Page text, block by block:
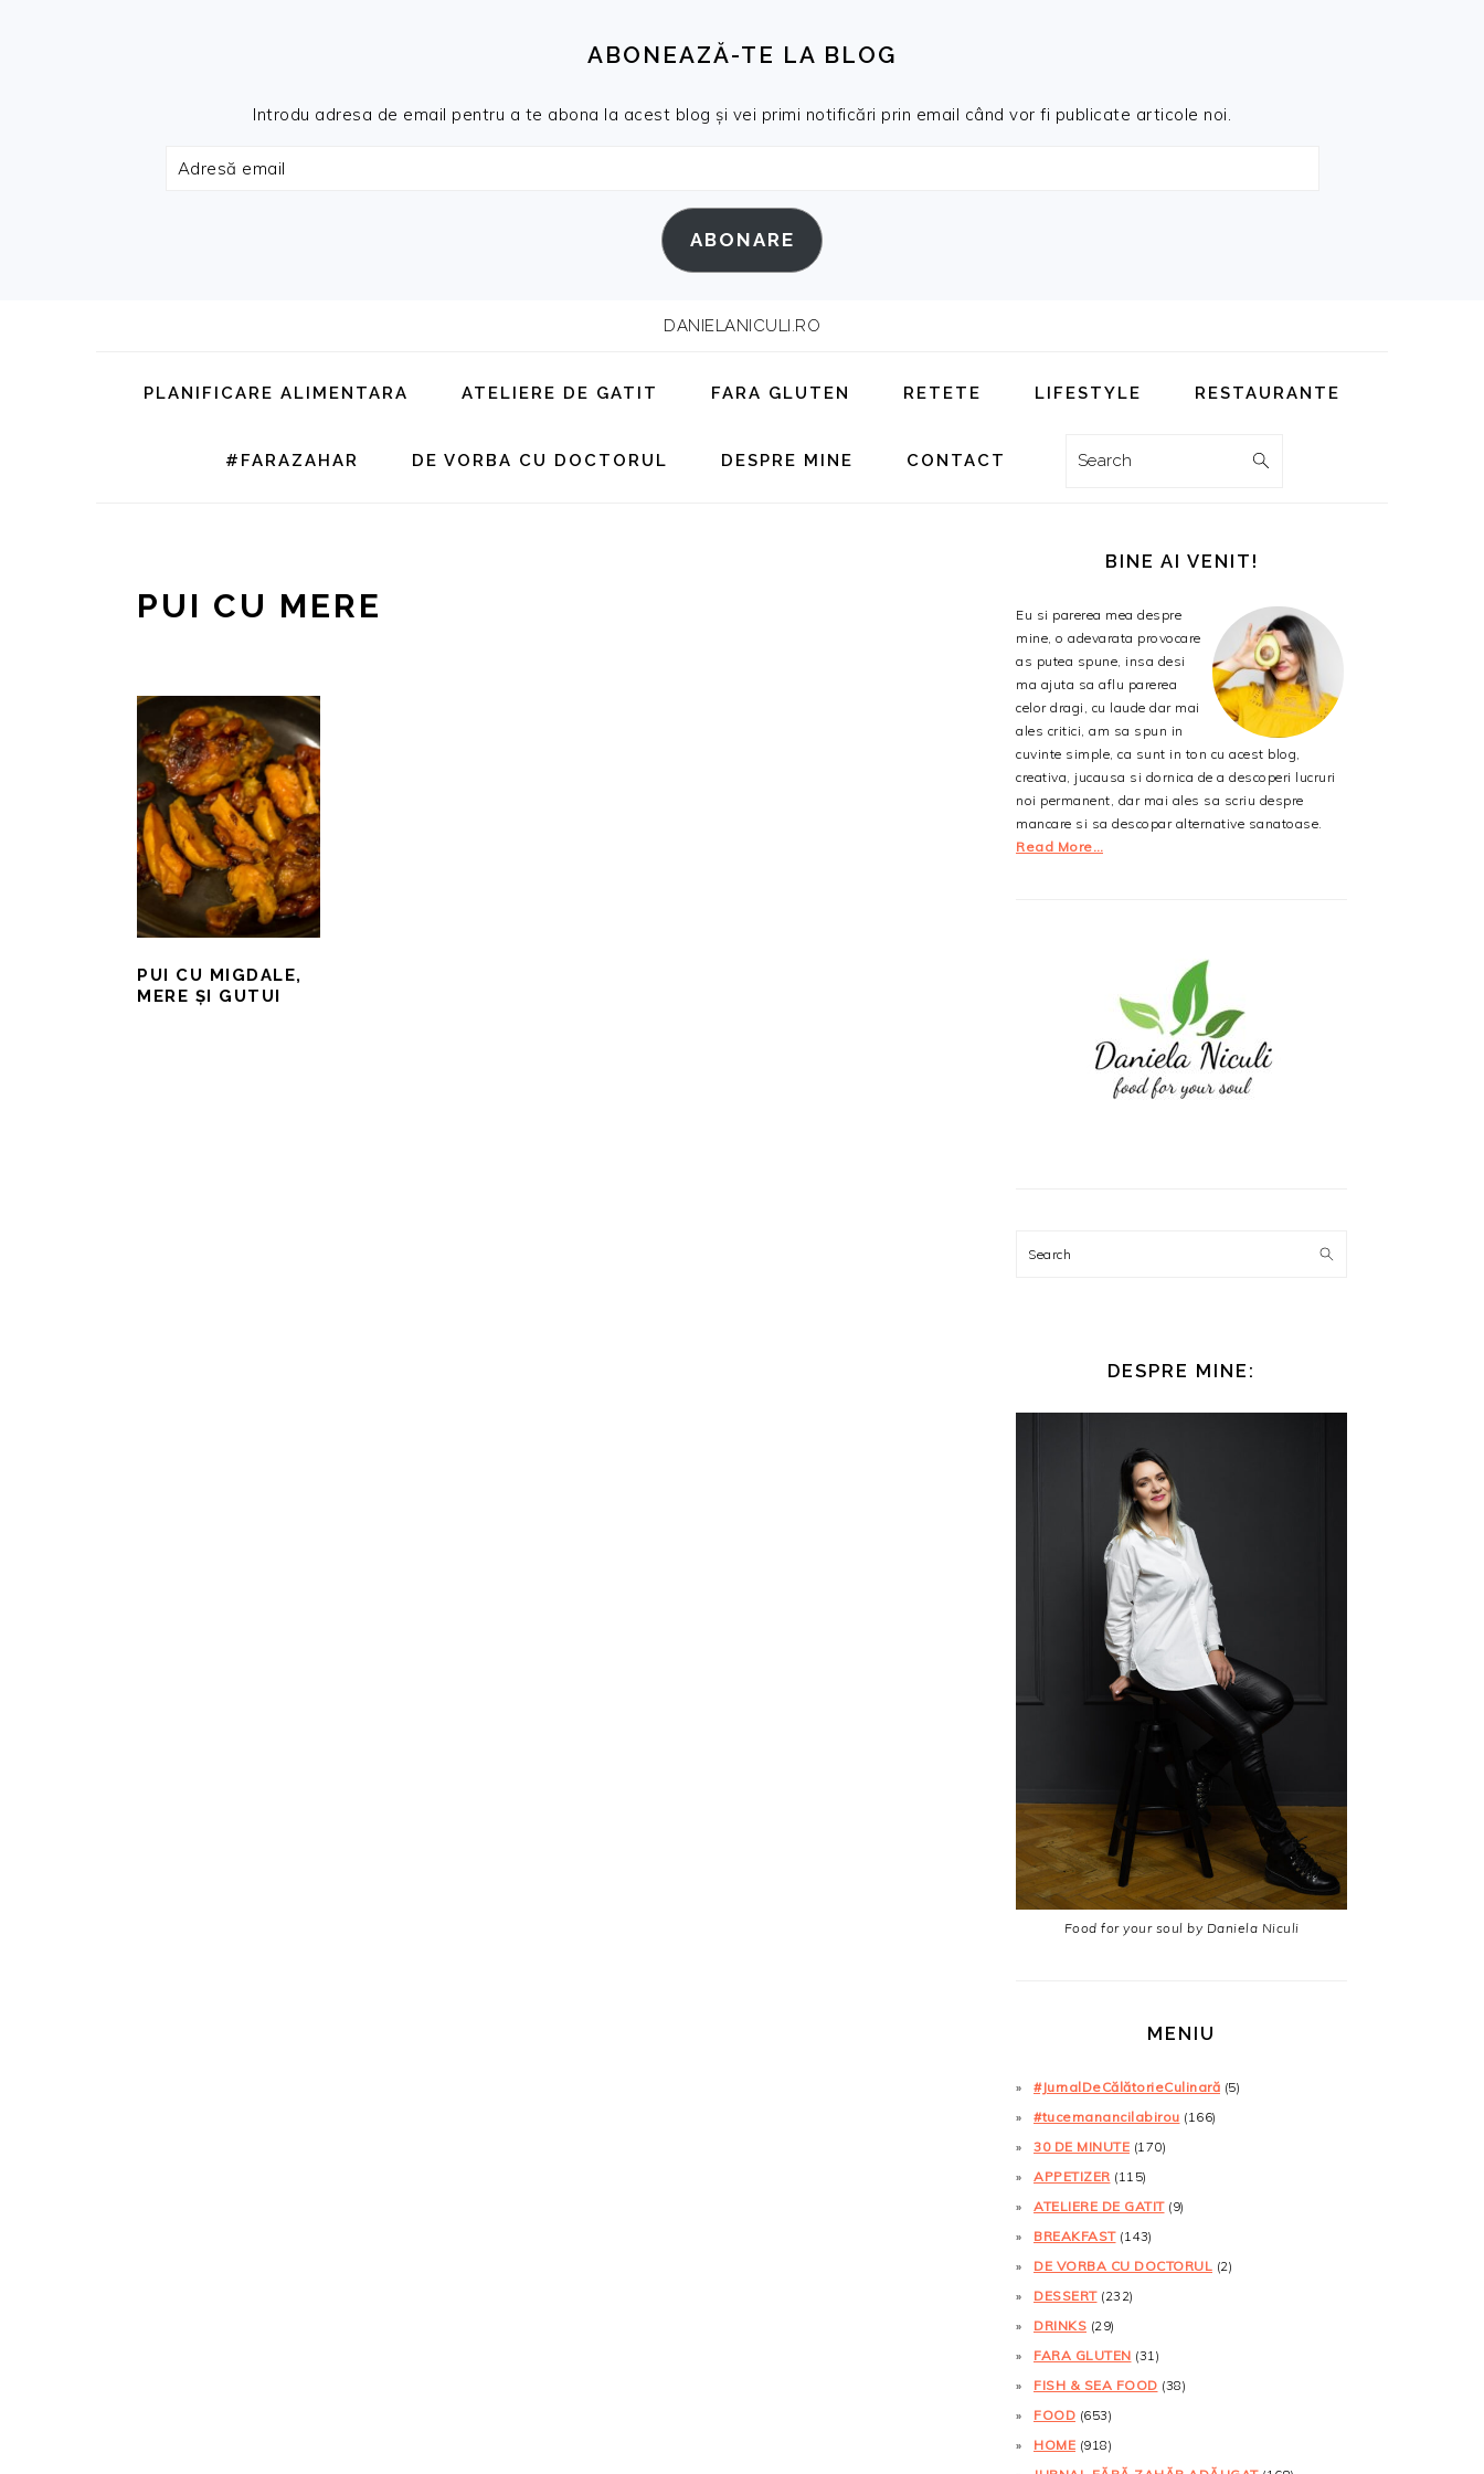
ABONEAZĂ-TE LA BLOG
Introdu adresa de email pentru a te abona la acest blog și vei primi notificări prin email când vor fi publicate articole noi.
Adresă
ABONARE
DANIELANICULI.RO
PLANIFICARE ALIMENTARA ATELIERE DE GATIT FARA GLUTEN RETETE LIFESTYLE RESTAURANTE
#FARAZAHAR DE VORBA CU DOCTORUL DESPRE MINE CONTACT Search
PUI CU MERE
PUI CU MIGDALE,
MERE ȘI GUTUI
PRINCIPALĂBINE AI VENIT!
Eu si parerea mea despre
mine, o adevarata provocare
as putea spune, insa desi
ma ajuta sa aflu parerea
celor dragi, cu laude dar mai
ales critici, am sa spun in
cuvinte simple, ca sunt in ton cu acest blog,
creativa, jucausa si dornica de a descoperi lucruri
noi permanent, dar mai ales sa scriu despre
mancare si sa descopar alternative sanatoase.
Read More…
Search
DESPRE MINE:
Food for your soul by Daniela Niculi
MENIU
#JurnalDeCălătorieCulinară (5)
#tucemanancilabirou (166)
30 DE MINUTE (170)
APPETIZER (115)
ATELIERE DE GATIT(9)
BREAKFAST(143)
DE VORBA CU DOCTORUL (2)
DESSERT(232)
DRINKS (29)
FARA GLUTEN (31)
FISH & SEA FOOD (38)
FOOD (653)
HOME (918)